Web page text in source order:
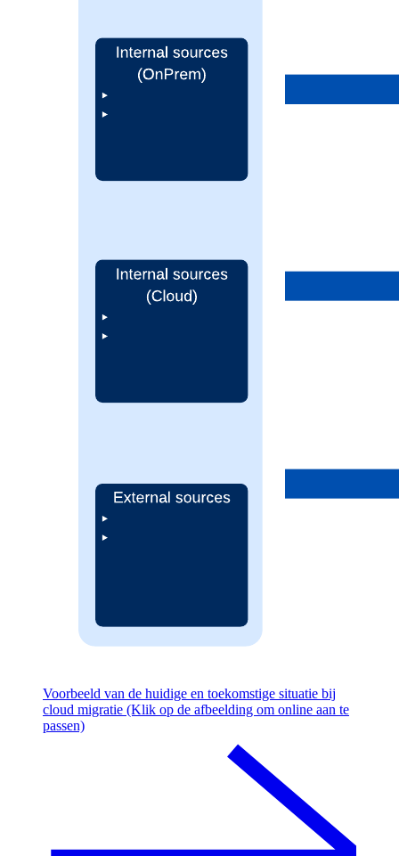
Voorbeeld van de huidige en toekomstige situatie bij
cloud migratie (Klik op de afbeelding om online aan te
passen)